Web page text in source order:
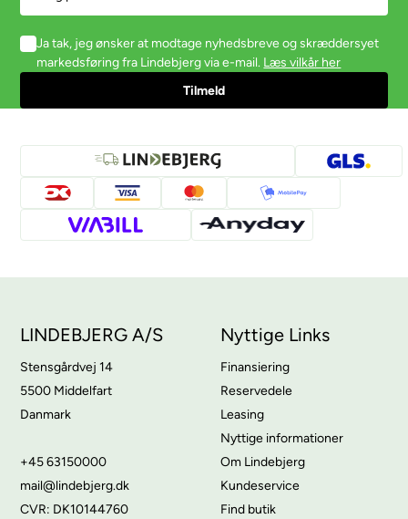
Ja tak, jeg ønsker at modtage nyhedsbreve og skræddersyet
markedsføring fra Lindebjerg via e-mail. Læs vilkår her
LINDEBJERG A/S
Stensgårdvej 14
5500 Middelfart
Danmark
+45 63150000
mail@lindebjerg.dk
CVR: DK10144760
Nyttige Links
Finansiering
Reservedele
Leasing
Nyttige informationer
Om Lindebjerg
Kundeservice
Find butik